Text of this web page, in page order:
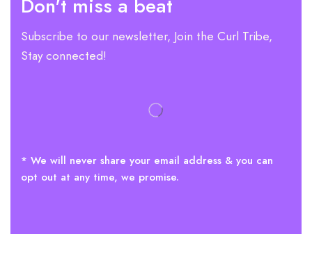
Don't miss a beat
Subscribe to our newsletter, Join the Curl Tribe,
Stay connected!
* We will never share your email address & you can
opt out at any time, we promise.